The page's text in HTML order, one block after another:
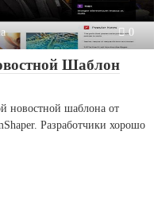
0
Шаблон
новостной шаблона от
Разработчики хорошо